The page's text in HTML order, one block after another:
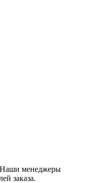
Наши менеджеры
заказа.